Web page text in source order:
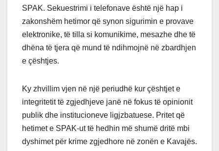
SPAK. Sekuestrimi i telefonave është një hap i
zakonshëm hetimor që synon sigurimin e provave
elektronike, të tilla si komunikime, mesazhe dhe të
dhëna të tjera që mund të ndihmojnë në zbardhjen
e çështjes.
Ky zhvillim vjen në një periudhë kur çështjet e
integritetit të zgjedhjeve janë në fokus të opinionit
publik dhe institucioneve ligjzbatuese. Pritet që
hetimet e SPAK-ut të hedhin më shumë dritë mbi
dyshimet për krime zgjedhore në zonën e Kavajës.